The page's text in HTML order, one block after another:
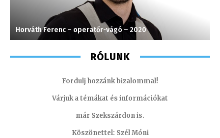
Horváth Ferenc – operatőr-vágó – 2020
RÓLUNK
Fordulj hozzánk bizalommal!
Várjuk a témákat és információkat
már Szekszárdon is.
Köszönettel: Szél Móni